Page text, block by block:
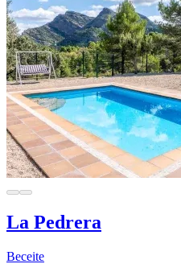
La Pedrera
Beceite